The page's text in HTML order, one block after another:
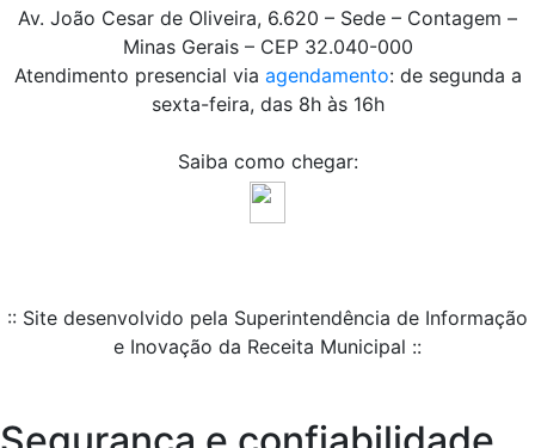
Av. João Cesar de Oliveira, 6.620 – Sede – Contagem –
Minas Gerais – CEP 32.040-000
Atendimento presencial via agendamento: de segunda a
sexta-feira, das 8h às 16h
Saiba como chegar:
:: Site desenvolvido pela Superintendência de Informação
e Inovação da Receita Municipal ::